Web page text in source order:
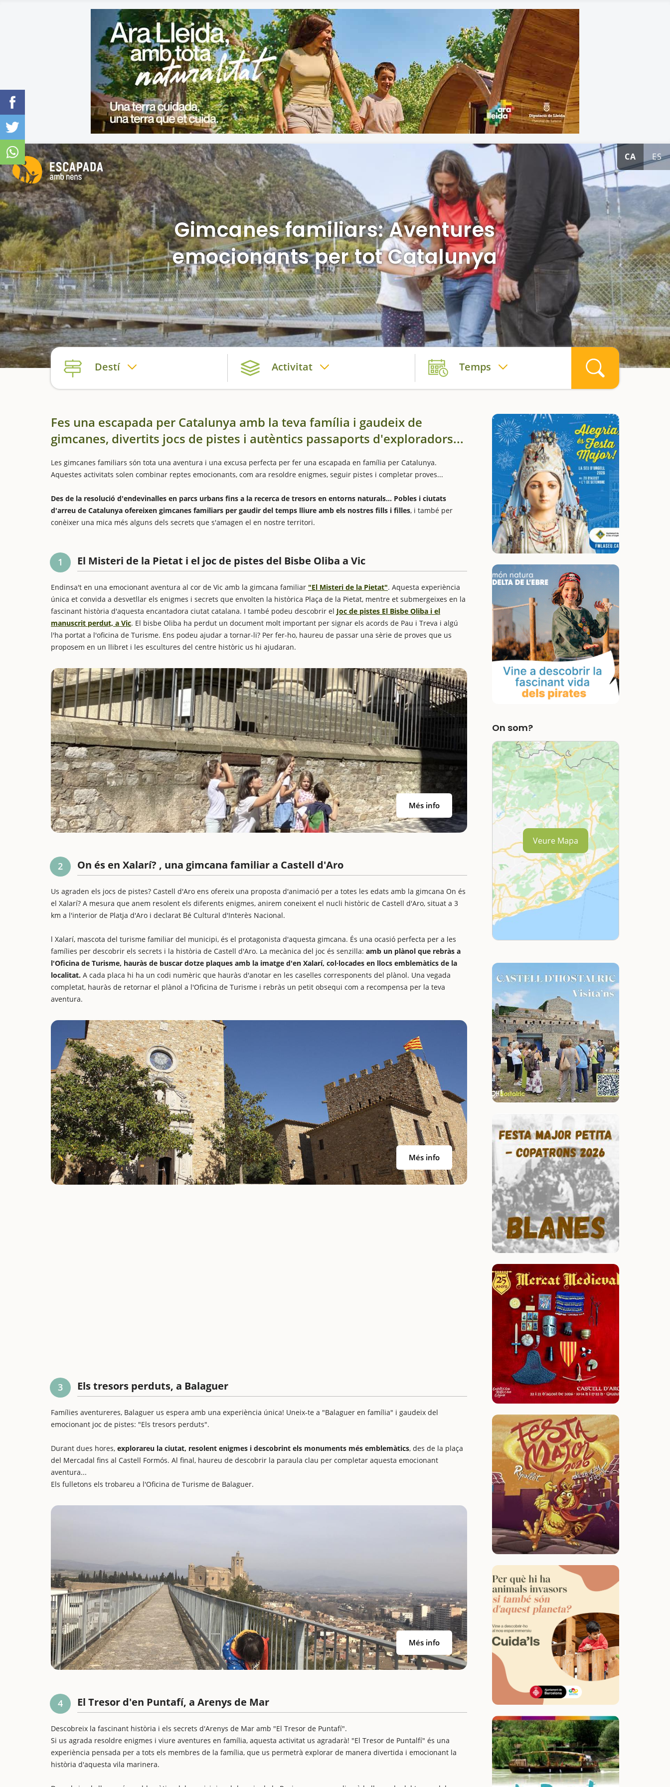
CA ES
Gimcanes familiars: Aventures
emocionants per tot Catalunya
Destí Activitat Temps
Fes una escapada per Catalunya amb la teva família i gaudeix de
gimcanes, divertits jocs de pistes i autèntics passaports d'exploradors...
Les gimcanes familiars són tota una aventura i una excusa perfecta per fer una escapada en família per Catalunya.
Aquestes activitats solen combinar reptes emocionants, com ara resoldre enigmes, seguir pistes i completar proves...
Des de la resolució d'endevinalles en parcs urbans fins a la recerca de tresors en entorns naturals... Pobles i ciutats
d'arreu de Catalunya ofereixen gimcanes familiars per gaudir del temps lliure amb els nostres fills i filles, i també per
conèixer una mica més alguns dels secrets que s'amagen el en nostre territori.
1 El Misteri de la Pietat i el joc de pistes del Bisbe Oliba a Vic
Endinsa't en una emocionant aventura al cor de Vic amb la gimcana familiar "El Misteri de la Pietat". Aquesta experiència
única et convida a desvetllar els enigmes i secrets que envolten la històrica Plaça de la Pietat, mentre et submergeixes en la
fascinant història d'aquesta encantadora ciutat catalana. I també podeu descobrir el Joc de pistes El Bisbe Oliba i el
manuscrit perdut, a Vic. El bisbe Oliba ha perdut un document molt important per signar els acords de Pau i Treva i algú
l'ha portat a l'oficina de Turisme. Ens podeu ajudar a tornar-li? Per fer-ho, haureu de passar una sèrie de proves que us
proposem en un llibret i les escultures del centre històric us hi ajudaran.
Més info
2 On és en Xalarí? , una gimcana familiar a Castell d'Aro
Us agraden els jocs de pistes? Castell d'Aro ens ofereix una proposta d'animació per a totes les edats amb la gimcana On és
el Xalarí? A mesura que anem resolent els diferents enigmes, anirem coneixent el nucli històric de Castell d'Aro, situat a 3
km a l'interior de Platja d'Aro i declarat Bé Cultural d'Interès Nacional.
l Xalarí, mascota del turisme familiar del municipi, és el protagonista d'aquesta gimcana. És una ocasió perfecta per a les
famílies per descobrir els secrets i la història de Castell d'Aro. La mecànica del joc és senzilla: amb un plànol que rebràs a
l'Oficina de Turisme, hauràs de buscar dotze plaques amb la imatge d'en Xalarí, col·locades en llocs emblemàtics de la
localitat. A cada placa hi ha un codi numèric que hauràs d'anotar en les caselles corresponents del plànol. Una vegada
completat, hauràs de retornar el plànol a l'Oficina de Turisme i rebràs un petit obsequi com a recompensa per la teva
aventura.
Més info
3 Els tresors perduts, a Balaguer
Famílies aventureres, Balaguer us espera amb una experiència única! Uneix-te a "Balaguer en família" i gaudeix del
emocionant joc de pistes: "Els tresors perduts".
Durant dues hores, explorareu la ciutat, resolent enigmes i descobrint els monuments més emblemàtics, des de la plaça
del Mercadal fins al Castell Formós. Al final, haureu de descobrir la paraula clau per completar aquesta emocionant
aventura...
Els fulletons els trobareu a l'Oficina de Turisme de Balaguer.
Més info
4 El Tresor d'en Puntafí, a Arenys de Mar
Descobreix la fascinant història i els secrets d'Arenys de Mar amb "El Tresor de Puntafí".
Si us agrada resoldre enigmes i viure aventures en família, aquesta activitat us agradarà! "El Tresor de Puntalfí" és una
experiència pensada per a tots els membres de la família, que us permetrà explorar de manera divertida i emocionant la
història d'aquesta vila marinera.
On som?
Veure Mapa